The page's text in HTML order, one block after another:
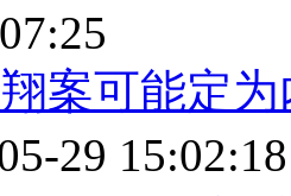
案可能定
29 15:02:18